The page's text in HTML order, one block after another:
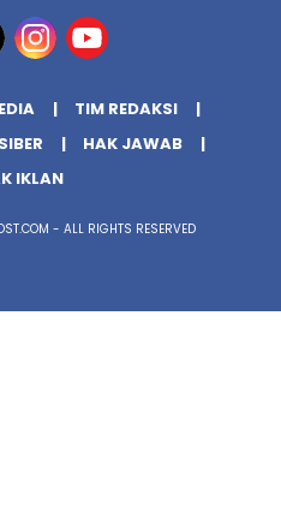
TIM REDAKSI
HAK JAWAB
IKLAN
- ALL RIGHTS RESERVED